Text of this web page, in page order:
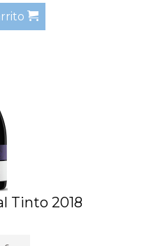
Tinto 2018